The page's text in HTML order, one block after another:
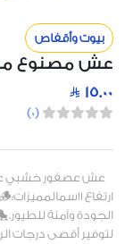
بيوت وأقفاص
عش مصنوع من
15.00
(
0
)
الجودة وآمنة
لتوفير أقصى درجات